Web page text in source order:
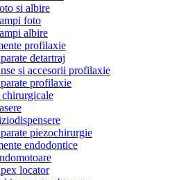
si albire
foto
albire
profilaxie
detartraj
si accesorii profilaxie
profilaxie
chirurgicale
piezochirurgie
endodontice
locator